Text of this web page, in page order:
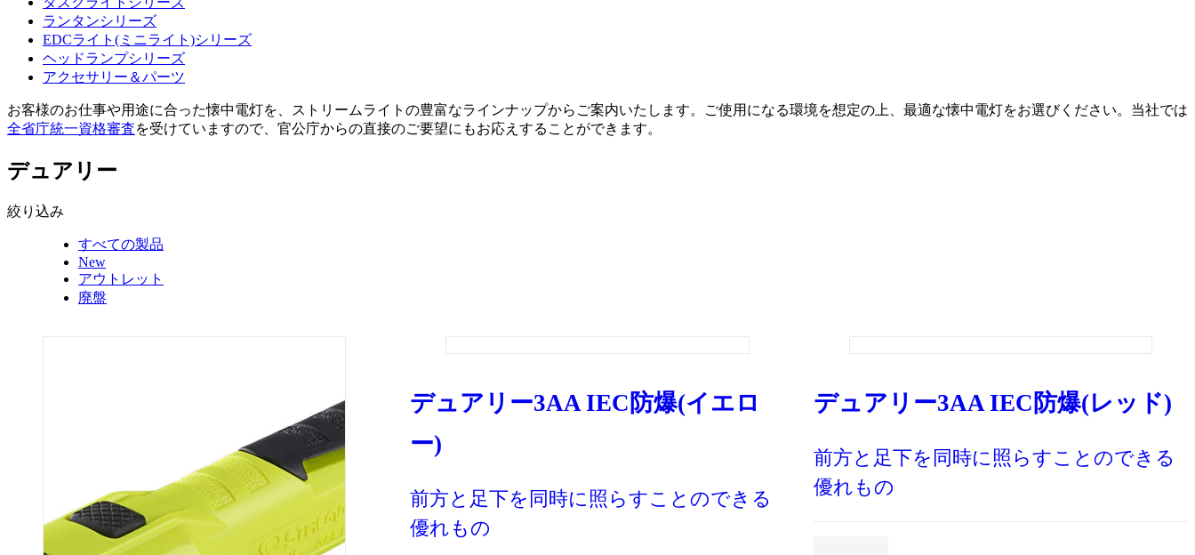
ランタンシリーズ
EDCライト(ミニライト)シリーズ
ヘッドランプシリーズ
アクセサリー＆パーツ
お客様のお仕事や用途に合った懐中電灯を、ストリームライトの豊富なラインナップからご案内いたします。ご使用になる環境を想定の上、最適な懐中電灯をお選びください。当社では
全省庁統一資格審査を受けていますので、官公庁からの直接のご要望にもお応えすることができます。
デュアリー
絞り込み
すべての製品
New
アウトレット
廃盤
デュアリー3AA IEC防爆(イエロ
ー)
前方と足下を同時に照らすことのできる
優れもの
デュアリー3AA IEC防爆(レッド)
前方と足下を同時に照らすことのできる
優れもの